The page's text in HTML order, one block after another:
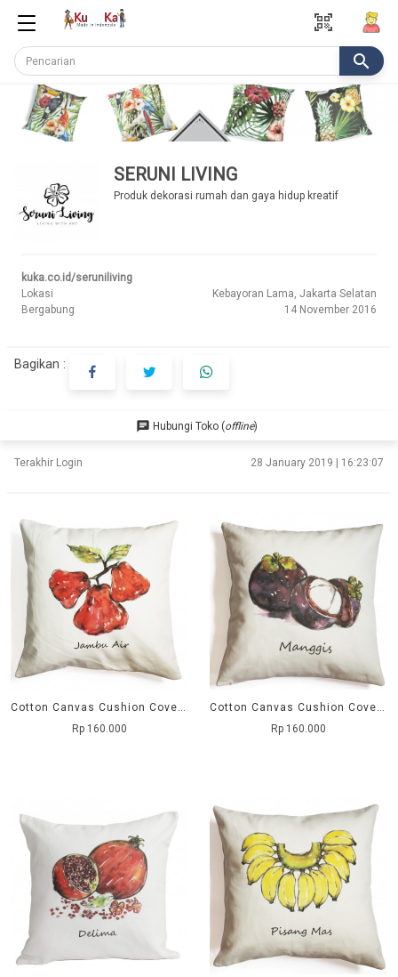
qr_code_scanner
search
SERUNI LIVING
Produk dekorasi rumah dan gaya hidup kreatif
kuka.co.id/seruniliving
Lokasi
Kebayoran Lama, Jakarta Selatan
Bergabung
14 November 2016
Bagikan :
chat Hubungi Toko (offline)
Terakhir Login 28 January 2019 | 16:23:07
Cotton Canvas Cushion Cover Jambu Air
Rp 160.000
Cotton Canvas Cushion Cover Manggis
Rp 160.000